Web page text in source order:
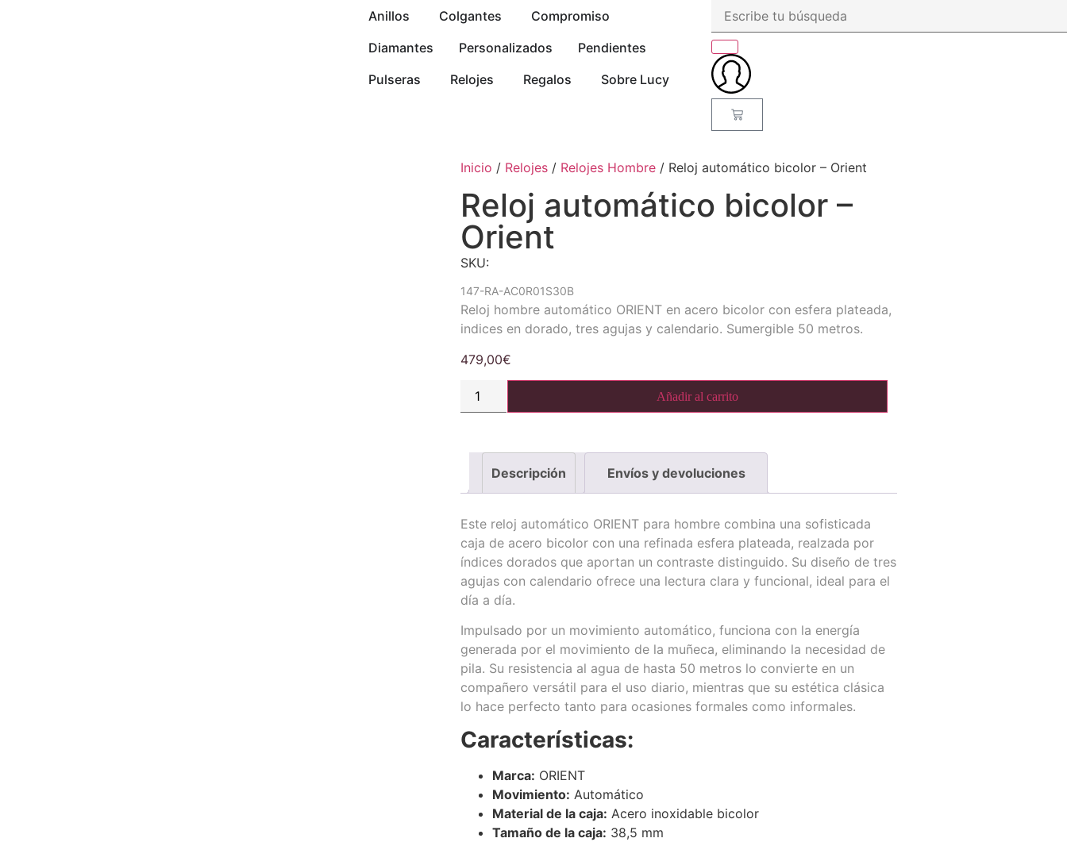
Anillos Colgantes
Compromiso
Diamantes
Personalizados
Pendientes
Pulseras
Relojes Regalos Sobre Lucy
Inicio / Relojes / Relojes Hombre / Reloj automático bicolor – Orient
Reloj automático bicolor –
Orient
SKU:
147-RA-AC0R01S30B
Reloj hombre automático ORIENT en acero bicolor con esfera plateada,
indices en dorado, tres agujas y calendario. Sumergible 50 metros.
479,00€
Añadir al carrito
Descripción Envíos y devoluciones
Este reloj automático ORIENT para hombre combina una sofisticada
caja de acero bicolor con una refinada esfera plateada, realzada por
índices dorados que aportan un contraste distinguido. Su diseño de tres
agujas con calendario ofrece una lectura clara y funcional, ideal para el
día a día.
Impulsado por un movimiento automático, funciona con la energía
generada por el movimiento de la muñeca, eliminando la necesidad de
pila. Su resistencia al agua de hasta 50 metros lo convierte en un
compañero versátil para el uso diario, mientras que su estética clásica
lo hace perfecto tanto para ocasiones formales como informales.
Características:
Marca: ORIENT
Movimiento: Automático
Material de la caja: Acero inoxidable bicolor
Tamaño de la caja: 38,5 mm